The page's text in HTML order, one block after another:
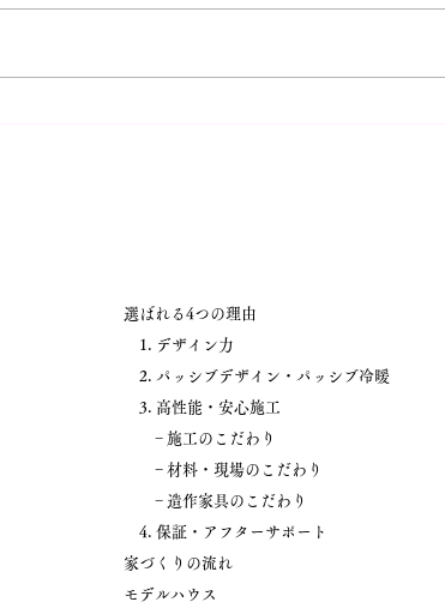
選ばれる4つの理由
1. デザイン力
2. パッシブデザイン・パッシブ冷暖
3. 高性能・安心施工
− 施工のこだわり
− 材料・現場のこだわり
− 造作家具のこだわり
4. 保証・アフターサポート
家づくりの流れ
モデルハウス